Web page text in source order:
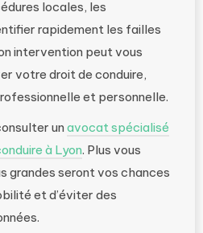
locales, les
rapidement les failles
intervention peut vous
votre droit de conduire,
et personnelle.
un avocat spécialisé
à Lyon. Plus vous
grandes seront vos chances
et d’éviter des